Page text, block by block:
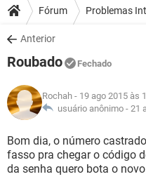
CELULAR
OUTLOOK
INSTAGRAM
GUIA DE COMPRAS
JOGOS
INSTAGRAM
GUIA DE COMPRAS
DOWNLOADS
JOGOS
CELULAR
OUTLOOK
INSTAGRAM
GUIA DE COMPRAS
JOGOS
CELULAR
OUTLOOK
INSTAGRAM
GLOSSÁRIO
JOGOS
CELULAR
Fórum Problemas
Anterior
Roubado Fechado
Rochah - 19 ago 2015 às
usuário anônimo - 21
Bom dia, o número
fasso pra chegar o código
da senha quero bota o